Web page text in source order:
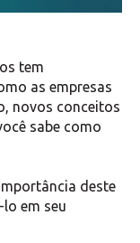
tem
as empresas
novos conceitos
sabe como
deste
em seu